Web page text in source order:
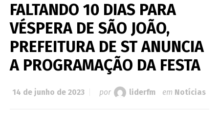
FALTANDO 10 DIAS PARA
VÉSPERA DE SÃO JOÃO,
PREFEITURA DE ST ANUNCIA
A PROGRAMAÇÃO DA FESTA
14 de junho de 2023 por liderfm em Notícias